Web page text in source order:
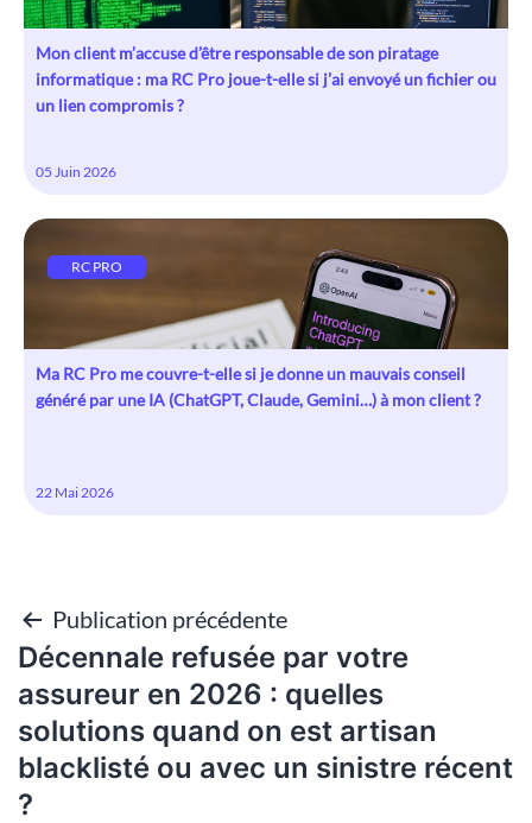
Mon client m’accuse d’être responsable de son piratage
informatique : ma RC Pro joue-t-elle si j’ai envoyé un fichier ou
un lien compromis ?
05 Juin 2026
RC PRO
Ma RC Pro me couvre-t-elle si je donne un mauvais conseil
généré par une IA (ChatGPT, Claude, Gemini…) à mon client ?
22 Mai 2026
Navigation
de
l’article
Publication précédente
Décennale refusée par votre
assureur en 2026 : quelles
solutions quand on est artisan
blacklisté ou avec un sinistre récent
?